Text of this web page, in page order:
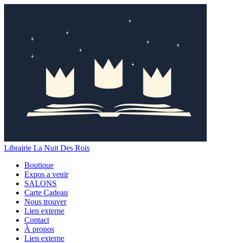
Librairie La Nuit Des Rois
Boutique
Expos a venir
SALONS
Carte Cadeau
Nous trouver
Lien externe
Contact
À propos
Lien externe